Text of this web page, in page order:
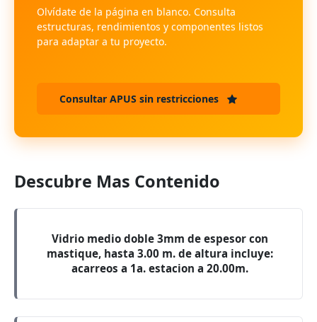
Olvídate de la página en blanco. Consulta
estructuras, rendimientos y componentes listos
para adaptar a tu proyecto.
Consultar APUS sin restricciones
Descubre Mas Contenido
Vidrio medio doble 3mm de espesor con
mastique, hasta 3.00 m. de altura incluye:
acarreos a 1a. estacion a 20.00m.